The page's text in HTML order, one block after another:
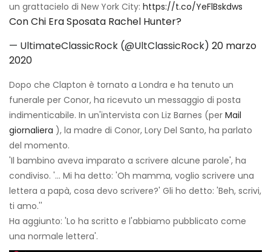
un grattacielo di New York City: https://t.co/YeFlBskdws
Con Chi Era Sposata Rachel Hunter?
— UltimateClassicRock (@UltClassicRock) 20 marzo
2020
Dopo che Clapton è tornato a Londra e ha tenuto un
funerale per Conor, ha ricevuto un messaggio di posta
indimenticabile. In un'intervista con Liz Barnes (per Mail
giornaliera ), la madre di Conor, Lory Del Santo, ha parlato
del momento.
'Il bambino aveva imparato a scrivere alcune parole', ha
condiviso. '... Mi ha detto: 'Oh mamma, voglio scrivere una
lettera a papà, cosa devo scrivere?' Gli ho detto: 'Beh, scrivi,
ti amo.''
Ha aggiunto: 'Lo ha scritto e l'abbiamo pubblicato come
una normale lettera'.